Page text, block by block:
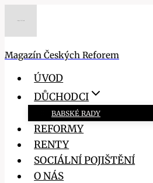
Magazín Českých Reforem
ÚVOD
DŮCHODCI
BABSKÉ RADY
REFORMY
RENTY
SOCIÁLNÍ POJIŠTĚNÍ
O NÁS